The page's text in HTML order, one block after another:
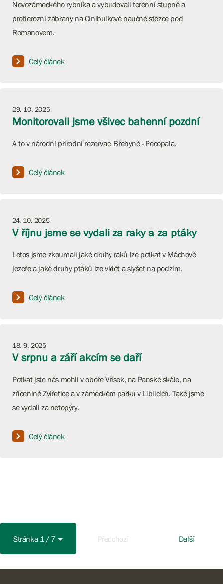
Novozámeckého rybníka a vybudovali terénní stupně a
protierozní zábrany na Cinibulkově naučné stezce pod
Romanovem.
Celý článek
29. 10. 2025
Monitorovali jsme všivec bahenní pozdní
A to v národní přírodní rezervaci Břehyně - Pecopala.
Celý článek
24. 10. 2025
V říjnu jsme se vydali za raky a za ptáky
Letos jsme zkoumali jaké druhy raků lze potkat v Máchově
jezeře a jaké druhy ptáků lze vidět a slyšet na podzim.
Celý článek
18. 9. 2025
V srpnu a září akcím se daří
Potkat jste nás mohli v oboře Vřísek, na Panské skále, na
zřícenině Zvířetice a v zámeckém parku v Liblicích. Také jsme
se vydali za netopýry.
Celý článek
Stránka 1 / 7 Předchozí Další